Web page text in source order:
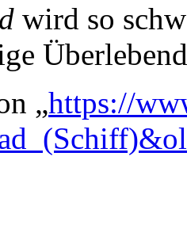
wird so
„https://